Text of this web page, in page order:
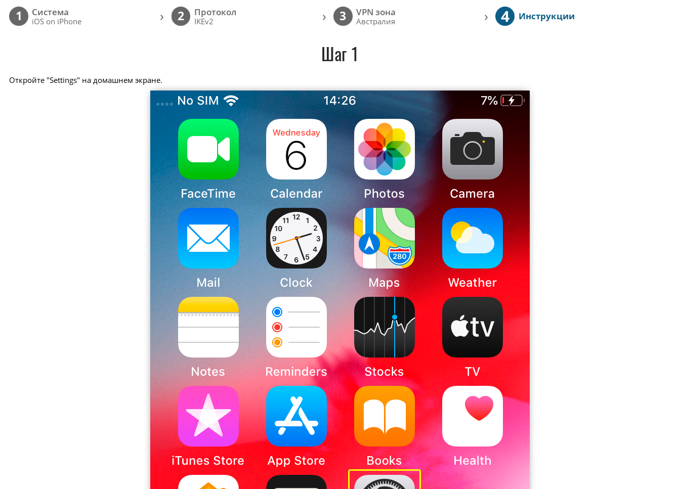
1 Cистема
iOS on iPhone › 2 Протокол
IKEv2 › 3 VPN зона
Австралия › 4 Инструкции
Шаг 1
Откройте "Settings" на домашнем экране.